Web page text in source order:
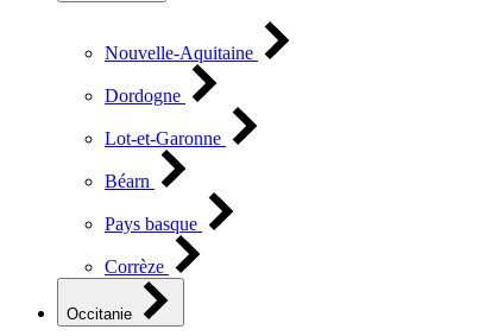
Nouvelle-Aquitaine
Dordogne
Lot-et-Garonne
Béarn
Pays basque
Corrèze
Occitanie